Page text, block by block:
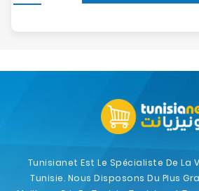
Tunisianet Est Le Spécialiste De La
Tunisie. Nous Disposons Du Plus